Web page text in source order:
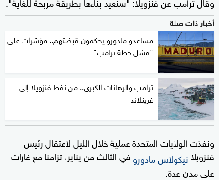
أخبار ذات صلة
مساعدو مادورو يحكمون قبضتهم.. مؤشرات على
"فشل خطة ترامب"
ترامب والرهانات الكبرى.. من نفط فنزويلا إلى
غرينلاند
ونفذت الولايات المتحدة عملية خلال الليل لاعتقال رئيس
فنزويلانيكولاس مادورو في الثالث من يناير، تزامنا مع غارات
على مدن عدة.